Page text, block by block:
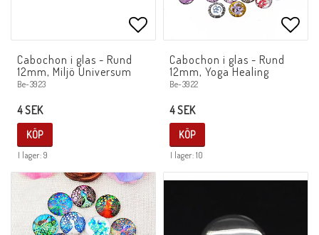
Lägg till i favoritlistan
Cabochon i glas - Rund
12mm, Miljö Universum
Be-3923
4 SEK
I lager: 9
KÖP
Cabochon i glas - Rund
12mm, Yoga Healing
Be-3922
4 SEK
I lager: 10
KÖP